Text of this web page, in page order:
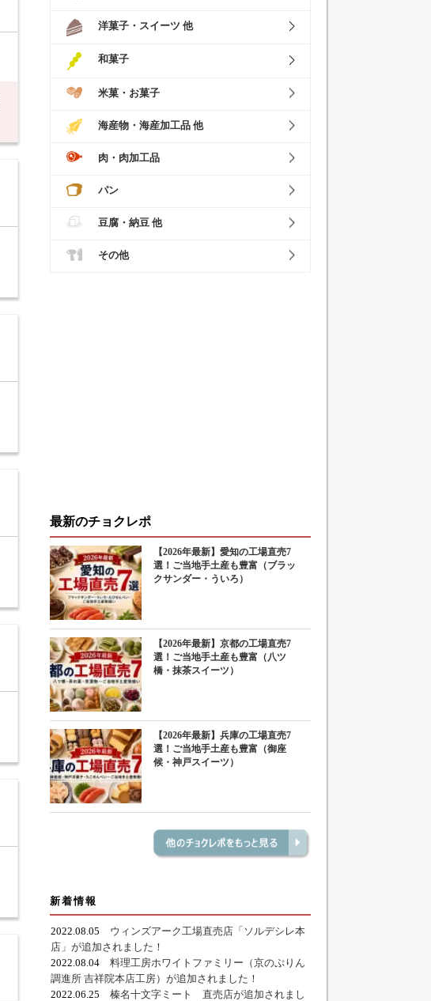
洋菓子・スイーツ 他
和菓子
米菓・お菓子
海産物・海産加工品 他
肉・肉加工品
パン
豆腐・納豆 他
その他
最新のチョクレポ
【2026年最新】愛知の工場直売7
選！ご当地手土産も豊富（ブラッ
クサンダー・ういろ）
【2026年最新】京都の工場直売7
選！ご当地手土産も豊富（八ツ
橋・抹茶スイーツ）
【2026年最新】兵庫の工場直売7
選！ご当地手土産も豊富（御座
候・神戸スイーツ）
新着情報
2022.08.05 ウィンズアーク工場直売店「ソルデシレ本
店」が追加されました！
2022.08.04 料理工房ホワイトファミリー（京のぷりん
調進所 吉祥院本店工房）が追加されました！
2022.06.25 榛名十文字ミート 直売店が追加されまし